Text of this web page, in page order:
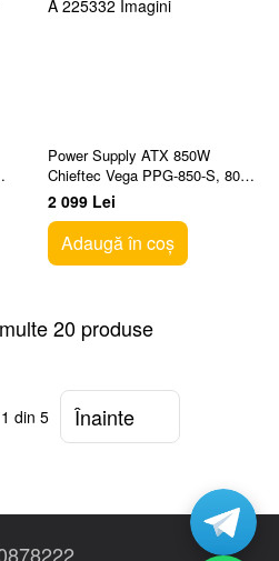
Power Supply ATX 850W
Chieftec Vega PPG-850-S, 80+
Gold, 135mm, Active PFC, Half-
Bridge LLC+DC/DC, A
2 099 Lei
Adaugă în coș
20 produse
1 din 5 Înainte